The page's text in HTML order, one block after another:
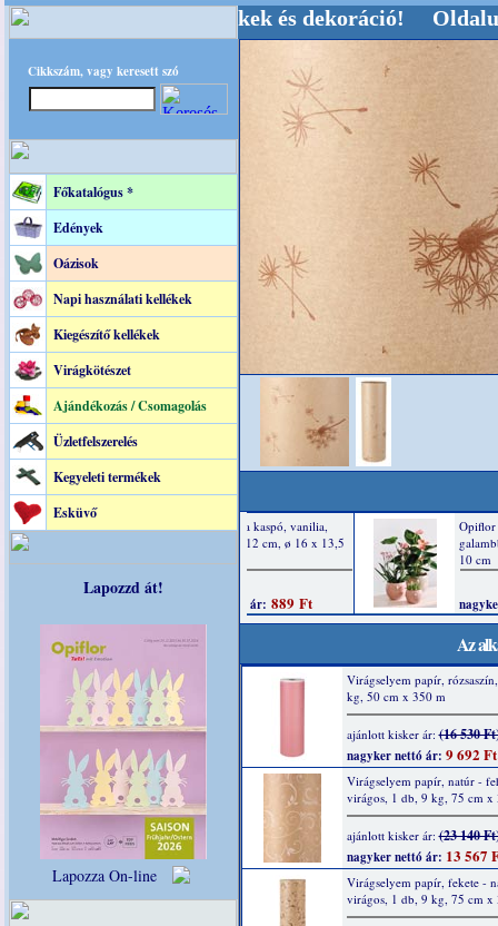
Cikkszám, vagy keresett szó
Főkatalógus *
Edények
Oázisok
Napi használati kellékek
Kiegészítő kellékek
Virágkötészet
Ajándékozás / Csomagolás
Üzletfelszerelés
Kegyeleti termékek
Esküvő
Lapozzd át!
Lapozza On-line
kellékek és dekoráció! Oldalunkat
Az
Virágselyem papír,
kg, 50 cm x 350 m
ajánlott kisker ár:(16 530
nagyker nettó ár: 9 692 Ft
Virágselyem papír, natúr -
virágos, 1 db, 9 kg, 75 cm x
ajánlott kisker ár:(23 140
nagyker nettó ár: 13 567
Virágselyem papír, fekete -
virágos, 1 db, 9 kg, 75 cm x